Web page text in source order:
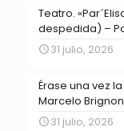
Teatro.
despedida) –
31 julio, 2026
Érase una vez
Marcelo
31 julio, 2026